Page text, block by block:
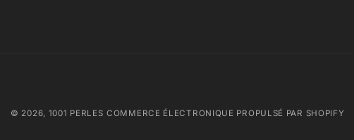
© 2026, 1001 PERLES COMMERCE ÉLECTRONIQUE PROPULSÉ PAR SHOPIFY